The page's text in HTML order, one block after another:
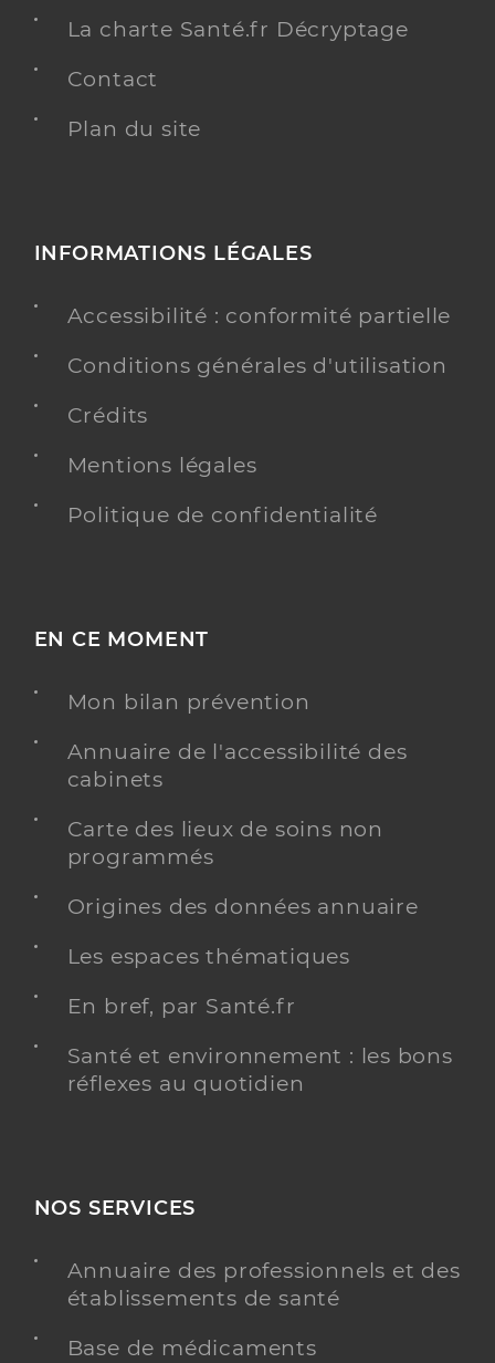
La charte Santé.fr Décryptage
Contact
Plan du site
INFORMATIONS LÉGALES
Accessibilité : conformité partielle
Conditions générales d'utilisation
Crédits
Mentions légales
Politique de confidentialité
EN CE MOMENT
Mon bilan prévention
Annuaire de l'accessibilité des
cabinets
Carte des lieux de soins non
programmés
Origines des données annuaire
Les espaces thématiques
En bref, par Santé.fr
Santé et environnement : les bons
réflexes au quotidien
NOS SERVICES
Annuaire des professionnels et des
établissements de santé
Base de médicaments